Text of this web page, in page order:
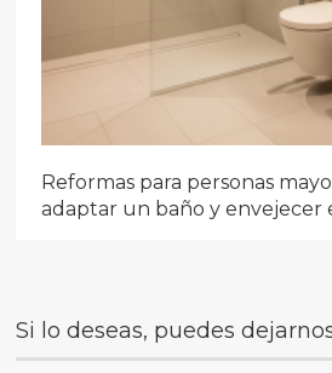
Reformas para personas
adaptar un baño y envejecer
Si lo deseas, puedes